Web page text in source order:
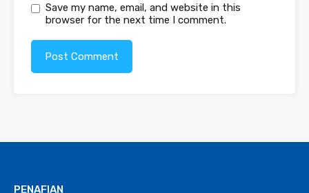
Save my name, email, and website in this
browser for the next time I comment.
PENAFIAN